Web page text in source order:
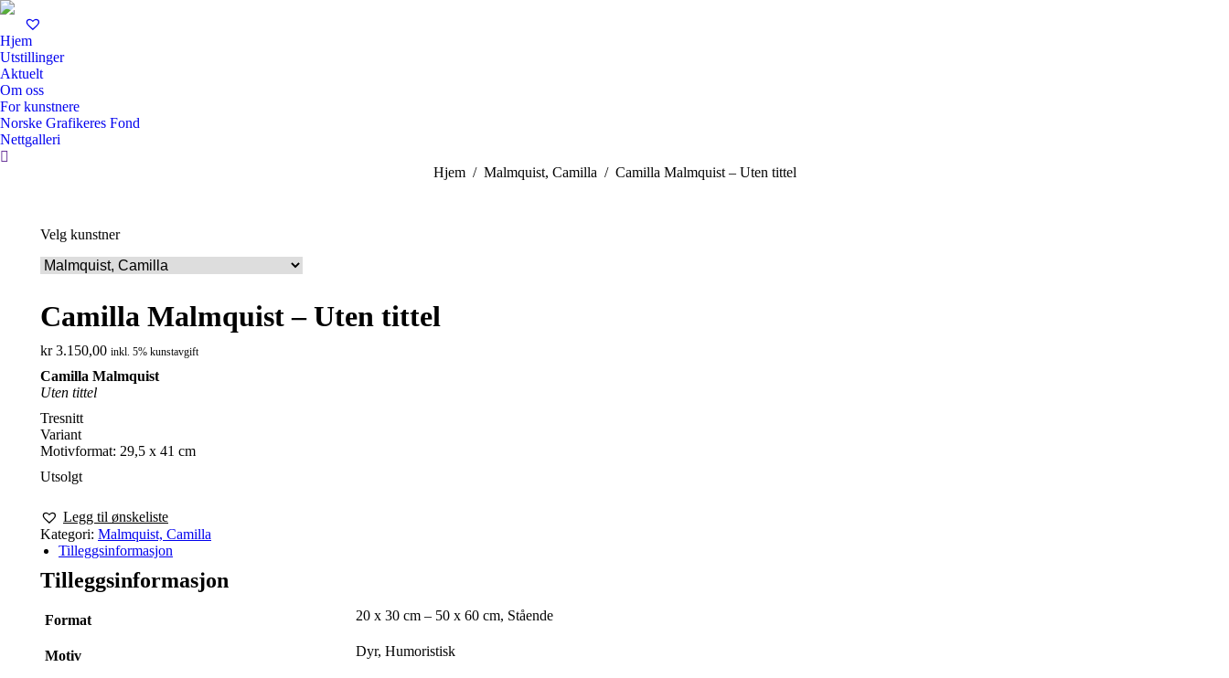
Hjem
Utstillinger
Aktuelt
Om oss
For kunstnere
Norske Grafikeres Fond
Nettgalleri
Search:
You are here:
Hjem Malmquist, Camilla Camilla Malmquist – Uten tittel
Velg kunstner
Camilla Malmquist – Uten tittel
kr3.150,00 inkl. 5% kunstavgift
Camilla Malmquist
Uten tittel
Tresnitt
Variant
Motivformat: 29,5 x 41 cm
Utsolgt
Legg til ønskeliste
Kategori: Malmquist, Camilla
Tilleggsinformasjon
Tilleggsinformasjon
Format 20 x 30 cm – 50 x 60 cm, Stående
Motiv Dyr, Humoristisk